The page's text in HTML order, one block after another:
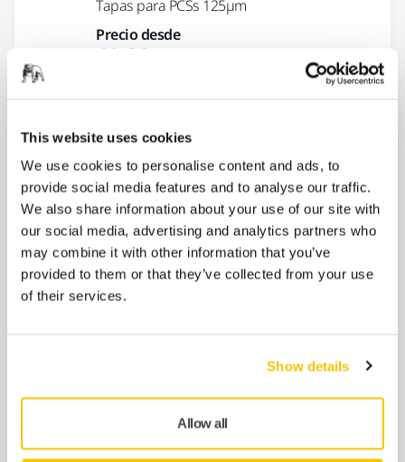
This website uses cookies
We use cookies to personalise content and ads, to
provide social media features and to analyse our traffic.
We also share information about your use of our site with
our social media, advertising and analytics partners who
may combine it with other information that you’ve
provided to them or that they’ve collected from your use
of their services.
Show details
Allow all
Tapas para PCSs 125µm
Precio desde
69,20 €
Un lado de corte grueso y el otro...
Precio desde
50,90 €
Maletín Mirka 400x300x210mm
polvo. Solución de almacenamiento robusta,
107,07 €